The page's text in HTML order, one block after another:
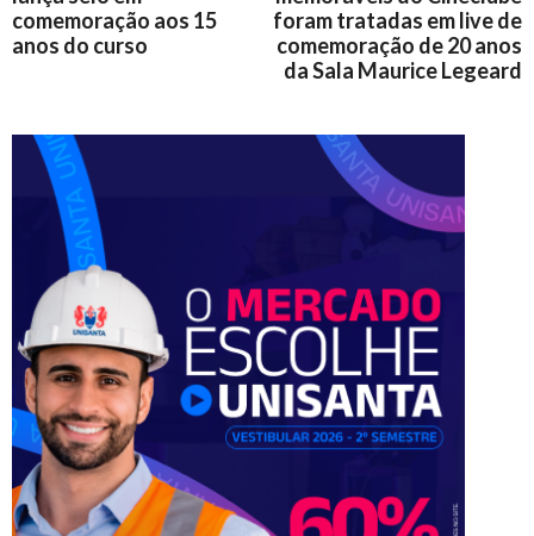
comemoração aos 15
anos do curso
foram tratadas em live de
comemoração de 20 anos
da Sala Maurice Legeard